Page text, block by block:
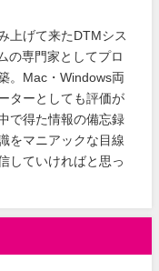
上げて来たDTMシス
の専門家としてプロ
。Mac・Windows両
ターとしても評価が
で得た情報の備忘録
をマニアックな目線
していければと思っ